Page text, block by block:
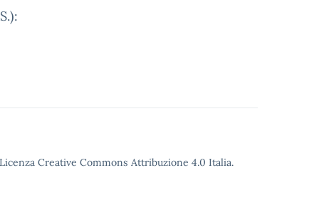
Creative Commons Attribuzione 4.0 Italia.